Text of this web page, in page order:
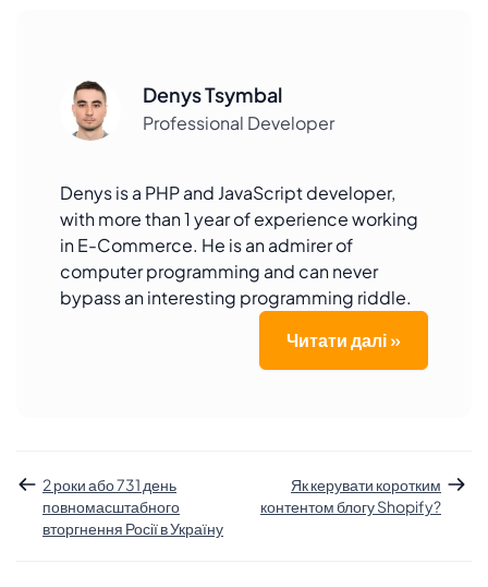
Denys Tsymbal
Professional Developer
Denys is a PHP and JavaScript developer,
with more than 1 year of experience working
in E-Commerce. He is an admirer of
computer programming and can never
bypass an interesting programming riddle.
Читати далі »
2 роки або 731 день
повномасштабного
вторгнення Росії в Україну
Як керувати коротким
контентом блогу Shopify?